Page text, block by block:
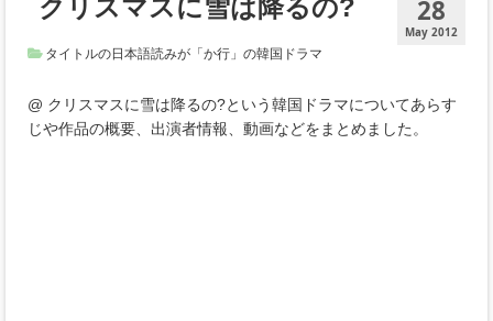
28
May 2012
クリスマスに雪は降るの?
タイトルの日本語読みが「か行」の韓国ドラマ
@ クリスマスに雪は降るの?という韓国ドラマについてあらす
じや作品の概要、出演者情報、動画などをまとめました。